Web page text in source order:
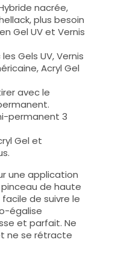
nacrée,
plus besoin
Gel UV et Vernis
Gels UV, Vernis
Acryl Gel
avec le
permanent 3
Gel et
une application
de haute
de suivre le
égalise
et parfait. Ne
ne se rétracte